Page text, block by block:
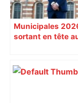
Municipales
sortant en tête